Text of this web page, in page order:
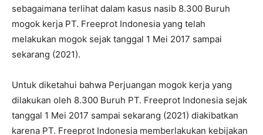
sebagaimana terlihat dalam kasus nasib 8.300 Buruh
mogok kerja PT. Freeprot Indonesia yang telah
melakukan mogok sejak tanggal 1 Mei 2017 sampai
sekarang (2021).
Untuk diketahui bahwa Perjuangan mogok kerja yang
dilakukan oleh 8.300 Buruh PT. Freeprot Indonesia sejak
tanggal 1 Mei 2017 sampai sekarang (2021) diakibatkan
karena PT. Freeprot Indonesia memberlakukan kebijakan